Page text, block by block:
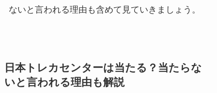
ないと言われる理由も含めて見ていきましょう。
日本トレカセンターは当たる？当たらな
いと言われる理由も解説